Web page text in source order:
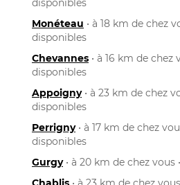
disponibles
Monéteau • à 18 km de chez
disponibles
Chevannes • à 16 km de chez
disponibles
Appoigny• à 23 km de chez
disponibles
Perrigny• à 17 km de chez
disponibles
Gurgy• à 20 km de chez vous